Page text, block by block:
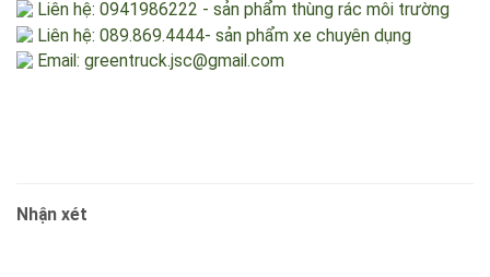
Website:http://www.greentruck.vn/